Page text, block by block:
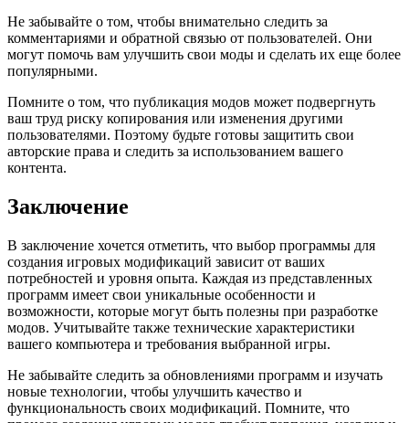
Не забывайте о том, чтобы внимательно следить за
комментариями и обратной связью от пользователей. Они
могут помочь вам улучшить свои моды и сделать их еще более
популярными.
Помните о том, что публикация модов может подвергнуть
ваш труд риску копирования или изменения другими
пользователями. Поэтому будьте готовы защитить свои
авторские права и следить за использованием вашего
контента.
Заключение
В заключение хочется отметить, что выбор программы для
создания игровых модификаций зависит от ваших
потребностей и уровня опыта. Каждая из представленных
программ имеет свои уникальные особенности и
возможности, которые могут быть полезны при разработке
модов. Учитывайте также технические характеристики
вашего компьютера и требования выбранной игры.
Не забывайте следить за обновлениями программ и изучать
новые технологии, чтобы улучшить качество и
функциональность своих модификаций. Помните, что